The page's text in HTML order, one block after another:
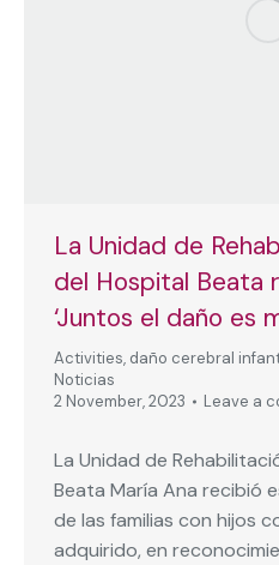
La Unidad de
del Hospital Beata
‘Juntos el daño es
Activities, daño cerebral
Noticias
2 November, 2023
Leave a
La Unidad de
Beata María Ana recibió
de las familias con hijos
adquirido, en